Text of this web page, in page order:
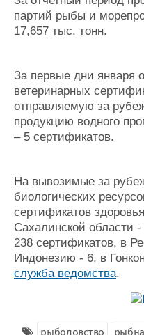
Конференции
Словарь
партий рыбы и
17,657 тыс. тонн.
За первые дни января
ветеринарных
отправляемую за
продукцию водного
– 5 сертификатов.
На вывозимые за
биологических
сертификатов
Сахалинской области
238 сертификатов, в
Индонезию - 6, в
служба ведомства.
рыболовство